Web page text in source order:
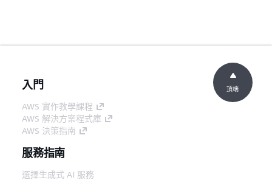
入門
AWS 實作教學課程
AWS 解決方案程式庫
AWS 決策指南
服務指南
選擇生成式 AI 服務
頂端